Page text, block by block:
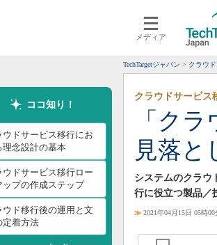
メディア
クラウド
スマートモバイル
ネットワーク
システム運用管理
TechTargetジャパン クラウド
ココ知り！
ウドサービス移行にお
理念設計の基本
ウドサービス移行ロー
ップの作成ステップ
ウド移行後の運用と文
定着方法
「ク
見落と
クラウドサービス
システムのクラウ
行に役立つ製品／
≫ 2021年04月15日 05時00